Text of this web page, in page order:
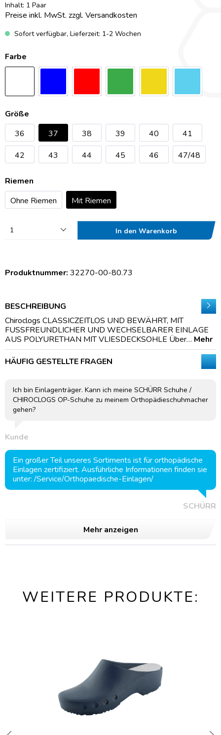
Inhalt: 1 Paar
Preise inkl. MwSt. zzgl. Versandkosten
Sofort verfügbar, Lieferzeit: 1-2 Wochen
Farbe
Größe
36
37 38 39 40
41
42
43 44 45 46 47/48
Riemen
Ohne Riemen
Mit Riemen
1 In den Warenkorb
Produktnummer: 32270-00-80.73
BESCHREIBUNG
Chiroclogs CLASSICZEITLOS UND BEWÄHRT, MIT
FUSSFREUNDLICHER UND WECHSELBARER EINLAGE
AUS POLYURETHAN MIT VLIESDECKSOHLE Über… Mehr
HÄUFIG GESTELLTE FRAGEN
Ich bin Einlagenträger. Kann ich meine SCHÜRR Schuhe /
CHIROCLOGS OP-Schuhe zu meinem Orthopädieschuhmacher
gehen?
Kunde
Ein großer Teil unseres Sortiments ist für orthopädische
Einlagen zertifiziert. Ausführliche Informationen finden sie
unter: /Service/Orthopaedische-Einlagen/
SCHÜRR
Mehr anzeigen
WEITERE PRODUKTE: